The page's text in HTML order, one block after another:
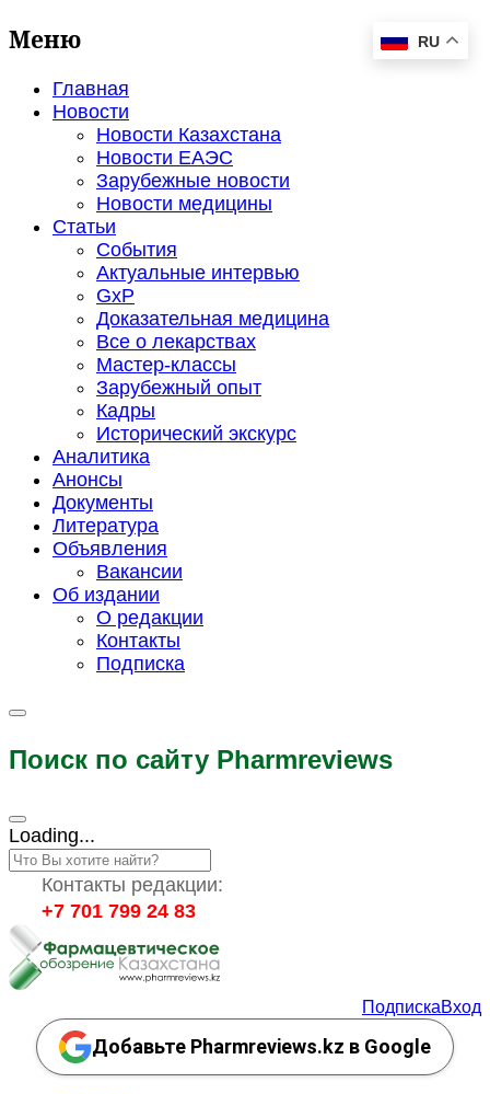
Меню
Главная
Новости
Новости Казахстана
Новости ЕАЭС
Зарубежные новости
Новости медицины
Статьи
События
Актуальные интервью
GxP
Доказательная медицина
Все о лекарствах
Мастер-классы
Зарубежный опыт
Кадры
Исторический экскурс
Аналитика
Анонсы
Документы
Литература
Объявления
Вакансии
Об издании
О редакции
Контакты
Подписка
Поиск по сайту Pharmreviews
Loading...
Контакты редакции:
+7 701 799 24 83
RU
ПодпискаВход
Добавьте Pharmreviews.kz в Google